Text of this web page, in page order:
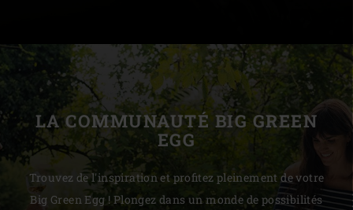
LA COMMUNAUTÉ BIG GREEN
EGG
Trouvez de l'inspiration et profitez pleinement de votre
Big Green Egg ! Plongez dans un monde de possibilités